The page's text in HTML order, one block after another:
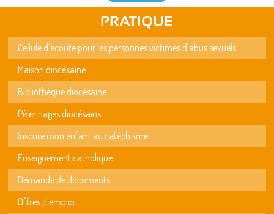
PRATIQUE
Cellule d'écoute pour les personnes victimes d'abus sexuels
Maison diocésaine
Bibliothèque diocésaine
Pèlerinages diocésains
Inscrire mon enfant au catéchisme
Enseignement catholique
Demande de documents
Offres d'emploi